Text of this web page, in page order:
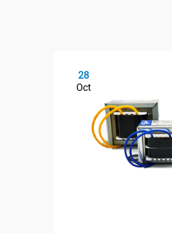
28
Oct